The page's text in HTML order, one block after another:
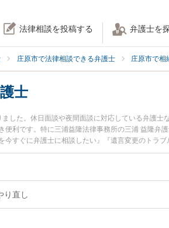
法律相談を投稿する 弁護士を
庄原市で法律相談できる弁護士 庄原市で相
士
した。休日面談や夜間面談に対応している弁護
利です。特に三浦益隆法律事務所の三浦 益隆弁
今すぐに弁護士に相談したい』『遺言変更のトラ
い』などでお困りの相談者さんにおすすめです。
り直し